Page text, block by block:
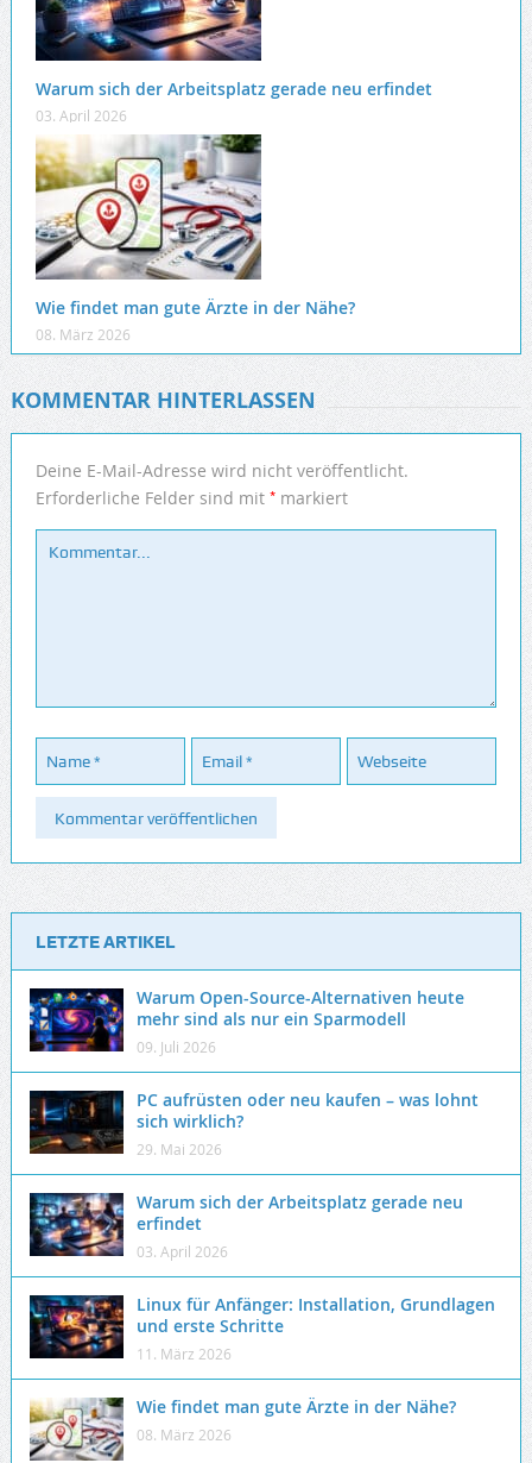
Warum sich der Arbeitsplatz gerade neu erfindet
03. April 2026
Wie findet man gute Ärzte in der Nähe?
08. März 2026
KOMMENTAR HINTERLASSEN
Deine E-Mail-Adresse wird nicht veröffentlicht.
Erforderliche Felder sind mit *markiert
LETZTE ARTIKEL
Warum Open-Source-Alternativen heute
mehr sind als nur ein Sparmodell
09. Juli 2026
PC aufrüsten oder neu kaufen – was lohnt
sich wirklich?
29. Mai 2026
Warum sich der Arbeitsplatz gerade neu
erfindet
03. April 2026
Linux für Anfänger: Installation, Grundlagen
und erste Schritte
11. März 2026
Wie findet man gute Ärzte in der Nähe?
08. März 2026